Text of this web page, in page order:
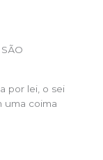
por lei, o sei
uma coima